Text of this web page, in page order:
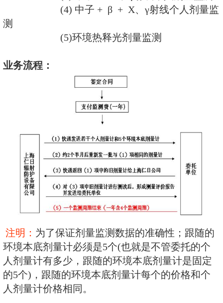
案提供数据服务。
监测能力：
(1) X、γ射线个人剂量
(2) β + X 、γ射线个人
(3) 中子 + X、γ射线个
(4) 中子 + β + X、γ射线
(5)环境热释光剂量
业务流程：